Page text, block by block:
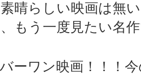
晴らしい映画は無
もう一度見たい名
ーワン映画！！！